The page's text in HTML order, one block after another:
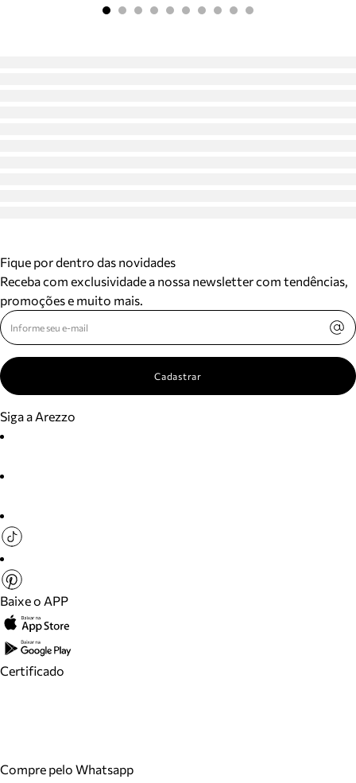
Fique por dentro das novidades
Receba com exclusividade a nossa newsletter com tendências,
promoções e muito mais.
Cadastrar
Siga a Arezzo
Baixe o APP
Certificado
Compre pelo Whatsapp